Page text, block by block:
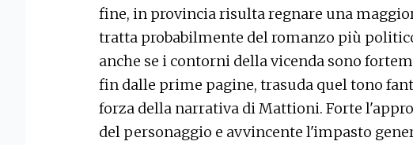
fine, in provincia risulta regnare una
tratta probabilmente del romanzo più
anche se i contorni della vicenda sono
fin dalle prime pagine, trasuda quel tono
forza della narrativa di Mattioni. Forte
del personaggio e avvincente l'impasto